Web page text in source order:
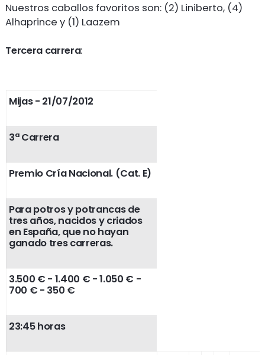
Nuestros caballos favoritos son: (2) Liniberto, (4)
Alhaprince y (1) Laazem
Tercera carrera:
Mijas - 21/07/2012
3ª Carrera
Premio Cría Nacional. (Cat. E)
Para potros y potrancas de
tres años, nacidos y criados
en España, que no hayan
ganado tres carreras.
3.500 € - 1.400 € - 1.050 € -
700 € - 350 €
23:45 horas